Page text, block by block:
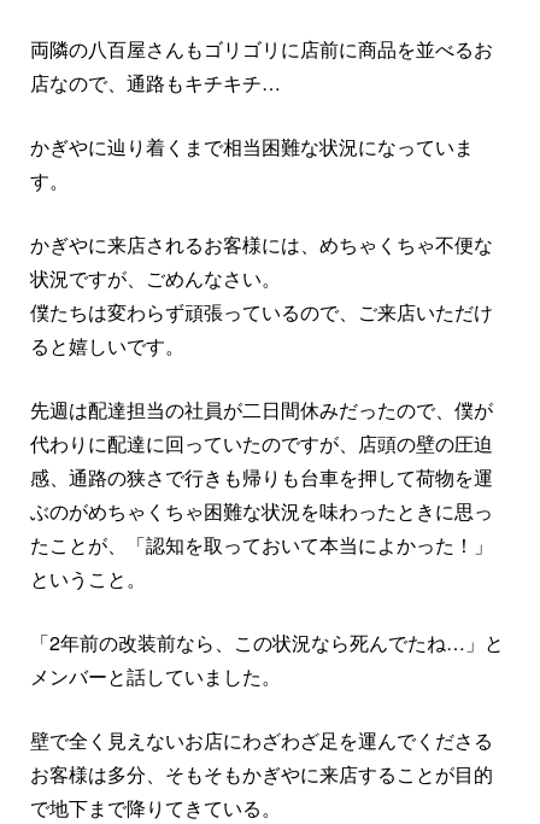
両隣の八百屋さんもゴリゴリに店前に商品を並べるお
店なので、通路もキチキチ…
かぎやに辿り着くまで相当困難な状況になっていま
す。
かぎやに来店されるお客様には、めちゃくちゃ不便な
状況ですが、ごめんなさい。
僕たちは変わらず頑張っているので、ご来店いただけ
ると嬉しいです。
先週は配達担当の社員が二日間休みだったので、僕が
代わりに配達に回っていたのですが、店頭の壁の圧迫
感、通路の狭さで行きも帰りも台車を押して荷物を運
ぶのがめちゃくちゃ困難な状況を味わったときに思っ
たことが、「認知を取っておいて本当によかった！」
ということ。
「2年前の改装前なら、この状況なら死んでたね…」と
メンバーと話していました。
壁で全く見えないお店にわざわざ足を運んでくださる
お客様は多分、そもそもかぎやに来店することが目的
で地下まで降りてきている。